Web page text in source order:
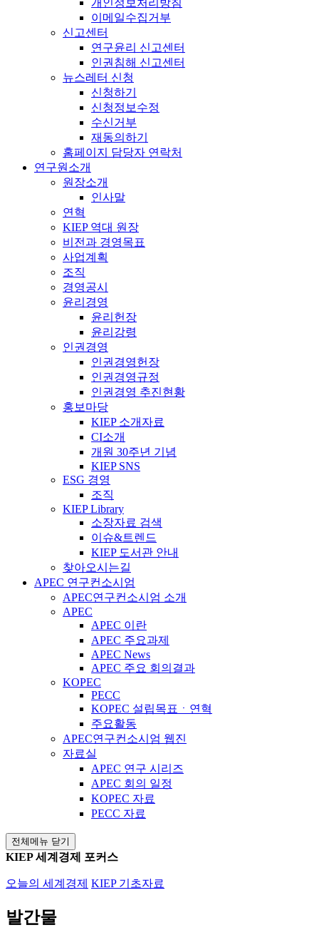
이메일수집거부
신고센터
연구윤리 신고센터
인권침해 신고센터
뉴스레터 신청
신청하기
신청정보수정
수신거부
재동의하기
홈페이지 담당자 연락처
연구원소개
원장소개
인사말
연혁
KIEP 역대 원장
비전과 경영목표
사업계획
조직
경영공시
윤리경영
윤리헌장
윤리강령
인권경영
인권경영헌장
인권경영규정
인권경영 추진현황
홍보마당
KIEP 소개자료
CI소개
개원 30주년 기념
KIEP SNS
ESG 경영
조직
KIEP Library
소장자료 검색
이슈&트렌드
KIEP 도서관 안내
찾아오시는길
APEC 연구컨소시엄
APEC연구컨소시엄 소개
APEC
APEC 이란
APEC 주요과제
APEC News
APEC 주요 회의결과
KOPEC
PECC
KOPEC 설립목표ㆍ연혁
주요활동
APEC연구컨소시엄 웹진
자료실
APEC 연구 시리즈
APEC 회의 일정
KOPEC 자료
PECC 자료
전체메뉴 닫기
KIEP 세계경제 포커스
오늘의 세계경제 KIEP 기초자료
발간물